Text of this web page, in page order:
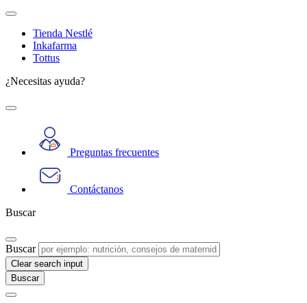
Tienda Nestlé
Inkafarma
Tottus
¿Necesitas ayuda?
Preguntas frecuentes
Contáctanos
Buscar
Buscar
Clear search input